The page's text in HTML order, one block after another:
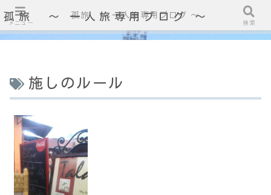
孤旅 〜 一人旅専用ブログ ～
施しのルール
メニュー
孤旅 〜 一人旅専用ブログ ～
検索